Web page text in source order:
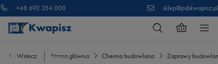
+48 692 354 000 sklep@psbkwapisz.pl
Wstecz Strona główna Chemia budowlana Zaprawy